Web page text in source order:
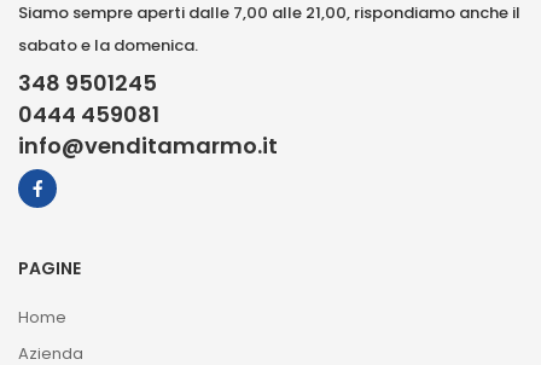
Siamo sempre aperti dalle 7,00 alle 21,00, rispondiamo anche il
sabato e la domenica.
348 9501245
0444 459081
info@venditamarmo.it
PAGINE
Home
Azienda